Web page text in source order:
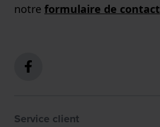
notre formulaire de contact
Service client